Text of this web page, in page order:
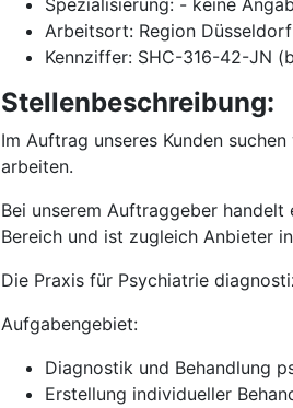
Spezialisierung: - keine
Arbeitsort: Region Düsseldorf
Kennziffer: SHC-316-42-JN
Stellenbeschreibung:
Im Auftrag unseres Kunden
arbeiten.
Bei unserem Auftraggeber
Bereich und ist zugleich Anbieter
Die Praxis für Psychiatrie
Aufgabengebiet:
Diagnostik und Behandlung
Erstellung individueller